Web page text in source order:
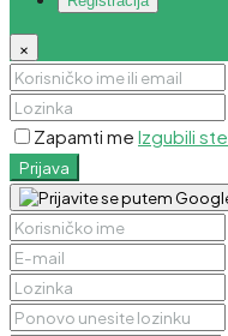
×
Zapamti me Izgubili
Prijava